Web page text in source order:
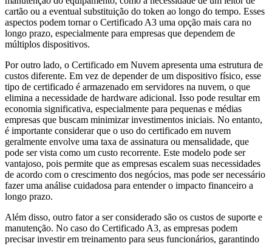
cartão ou a eventual substituição do token ao longo do tempo. Esses
aspectos podem tornar o Certificado A3 uma opção mais cara no
longo prazo, especialmente para empresas que dependem de
múltiplos dispositivos.
Por outro lado, o Certificado em Nuvem apresenta uma estrutura de
custos diferente. Em vez de depender de um dispositivo físico, esse
tipo de certificado é armazenado em servidores na nuvem, o que
elimina a necessidade de hardware adicional. Isso pode resultar em
economia significativa, especialmente para pequenas e médias
empresas que buscam minimizar investimentos iniciais. No entanto,
é importante considerar que o uso do certificado em nuvem
geralmente envolve uma taxa de assinatura ou mensalidade, que
pode ser vista como um custo recorrente. Este modelo pode ser
vantajoso, pois permite que as empresas escalem suas necessidades
de acordo com o crescimento dos negócios, mas pode ser necessário
fazer uma análise cuidadosa para entender o impacto financeiro a
longo prazo.
Além disso, outro fator a ser considerado são os custos de suporte e
manutenção. No caso do Certificado A3, as empresas podem
precisar investir em treinamento para seus funcionários, garantindo